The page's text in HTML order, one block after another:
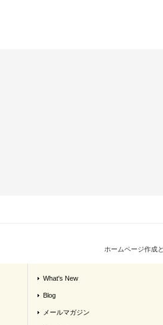
ホームページ作成
What's New
Blog
メールマガジン